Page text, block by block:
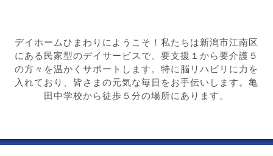
デイホームひまわりにようこそ！私たちは新潟市江南区
にある民家型のデイサービスで、要支援１から要介護５
の方々を温かくサポートします。特に脳リハビリに力を
入れており、皆さまの元気な毎日をお手伝いします。亀
田中学校から徒歩５分の場所にあります。